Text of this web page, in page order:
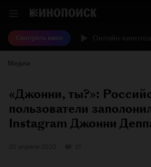
Смотреть кино
«Джонни, ты?»:
пользователи
Instagram Джонни